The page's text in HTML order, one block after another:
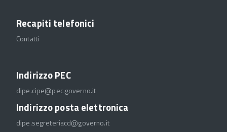
Recapiti telefonici
Contatti
Indirizzo PEC
dipe.cipe@pec.governo.it
Indirizzo posta elettronica
dipe.segreteriacd@governo.it